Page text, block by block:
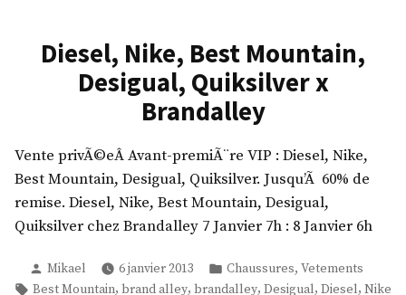
d
v
t
e
d
u
d
i
B
r
d
a
l
l
y
o
l
L
i
n
g
d
u
k
l
v
e
r
R
Diesel, Nike, Best Mountain,
Desigual, Quiksilver x
Brandalley
Vente privÃ©eÂ Avant-premiÃ¨re VIP : Diesel, Nike,
Best Mountain, Desigual, Quiksilver. Jusqu’Ã 60% de
remise. Diesel, Nike, Best Mountain, Desigual,
Quiksilver chez Brandalley 7 Janvier 7h : 8 Janvier 6h
Publié
par
Mikael 6 janvier 2013
Publié
dans
Chaussures, Vetements
Étiquettes :
Best Mountain, brand alley, brandalley, Desigual, Diesel, Nike